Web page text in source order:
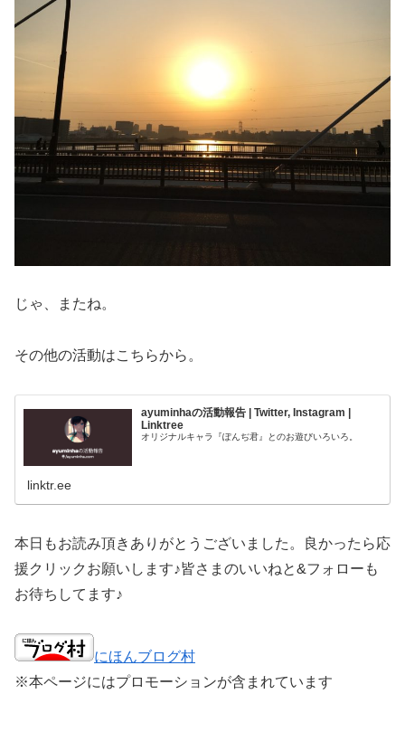
じゃ、またね。
その他の活動はこちらから。
ayuminhaの活動報告 | Twitter, Instagram |
Linktree
オリジナルキャラ『ぽんぢ君』とのお遊びいろいろ。
linktr.ee
本日もお読み頂きありがとうございました。良かったら応
援クリックお願いします♪皆さまのいいねと&フォローも
お待ちしてます♪
にほんブログ村
※本ページにはプロモーションが含まれています